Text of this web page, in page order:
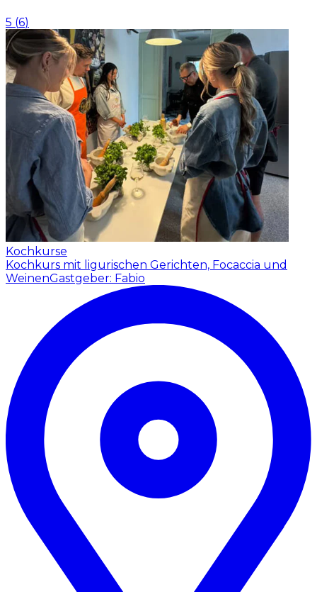
5 (6)
Kochkurse
Kochkurs mit ligurischen Gerichten, Focaccia und
WeinenGastgeber: Fabio